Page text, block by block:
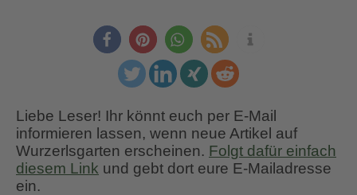
Liebe Leser! Ihr könnt euch per E-Mail
informieren lassen, wenn neue Artikel auf
Wurzerlsgarten erscheinen. Folgt dafür einfach
diesem Link und gebt dort eure E-Mailadresse
ein.